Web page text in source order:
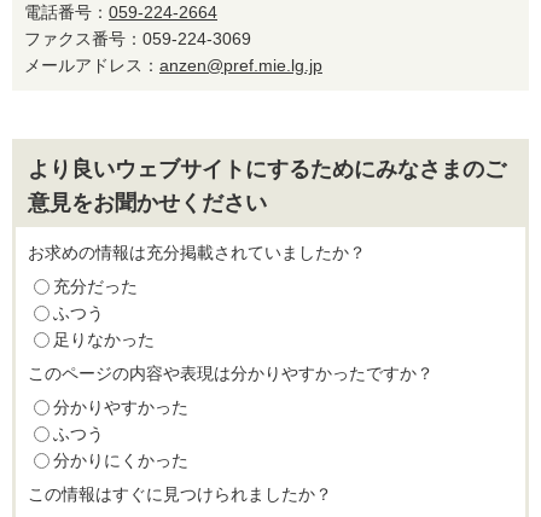
電話番号： 059-224-2664
ファクス番号：059-224-3069
メールアドレス： anzen@pref.mie.lg.jp
より良いウェブサイトにするためにみなさまのご
意見をお聞かせください
お求めの情報は充分掲載されていましたか？
充分だった
ふつう
足りなかった
このページの内容や表現は分かりやすかったですか？
分かりやすかった
ふつう
分かりにくかった
この情報はすぐに見つけられましたか？